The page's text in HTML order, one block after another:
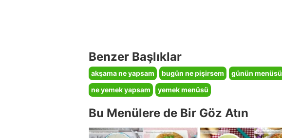
Benzer Başlıklar
akşama ne yapsam bugün ne pişirsem günün menüsü
ne yemek yapsam
yemek menüsü
Bu Menülere de Bir Göz Atın